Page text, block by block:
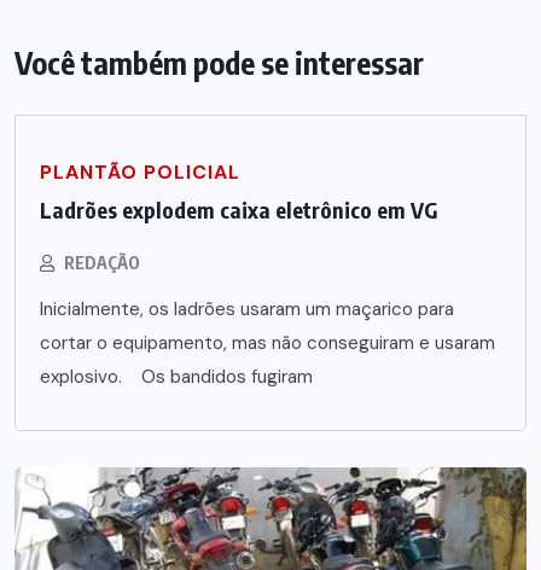
Você também pode se interessar
PLANTÃO POLICIAL
Ladrões explodem caixa eletrônico em VG
REDAÇÃO
Inicialmente, os ladrões usaram um maçarico para
cortar o equipamento, mas não conseguiram e usaram
explosivo. Os bandidos fugiram